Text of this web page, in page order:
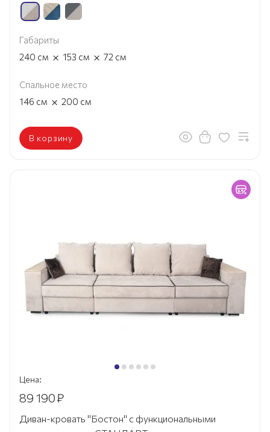
Габариты
240 см × 153 см × 72 см
Спальное место
146 см × 200 см
В корзину
Цена:
89 190₽
Диван-кровать "Бостон" с функциональными